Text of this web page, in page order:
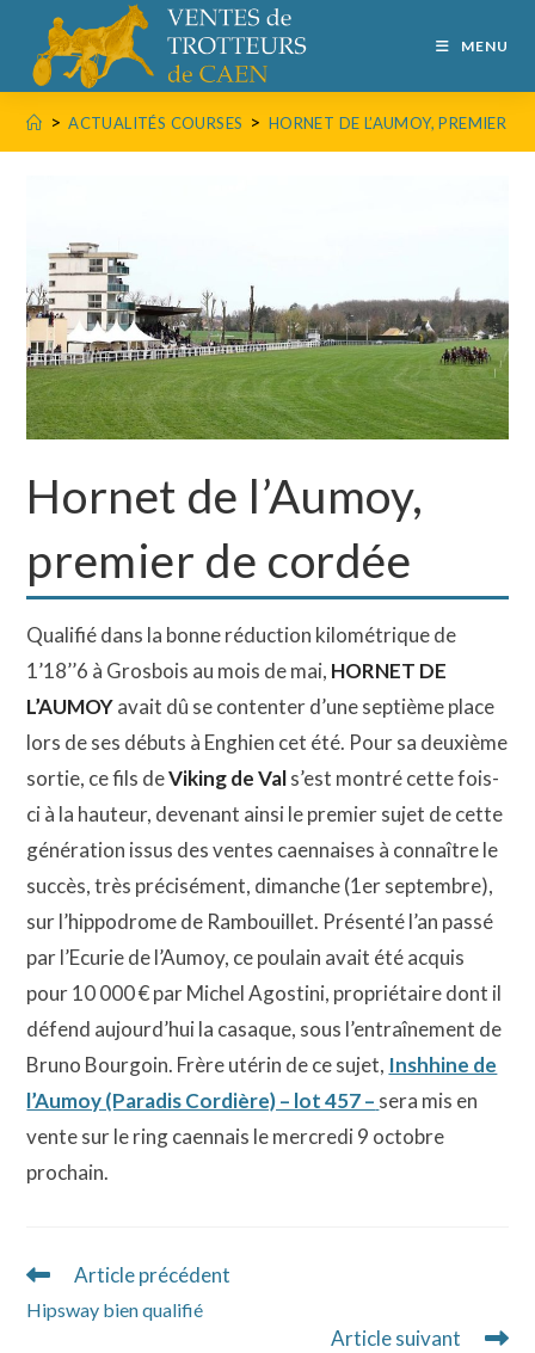
MENU
> ACTUALITÉS COURSES > HORNET DE L’AUMOY, PREMIER
Hornet de l’Aumoy,
premier de cordée
Qualifié dans la bonne réduction kilométrique de
1’18’’6 à Grosbois au mois de mai, HORNET DE
L’AUMOYavait dû se contenter d’une septième place
lors de ses débuts à Enghien cet été. Pour sa deuxième
sortie, ce fils deViking de Vals’est montré cette fois-
ci à la hauteur, devenant ainsi le premier sujet de cette
génération issus des ventes caennaises à connaître le
succès, très précisément, dimanche (1er septembre),
sur l’hippodrome de Rambouillet. Présenté l’an passé
par l’Ecurie de l’Aumoy, ce poulain avait été acquis
pour 10 000 € par Michel Agostini, propriétaire dont il
défend aujourd’hui la casaque, sous l’entraînement de
Bruno Bourgoin. Frère utérin de ce sujet, Inshhine de
l’Aumoy (Paradis Cordière) – lot 457 – sera mis en
vente sur le ring caennais le mercredi 9 octobre
prochain.
Read
articles
Article précédent
Hipsway bien qualifié
Article suivant